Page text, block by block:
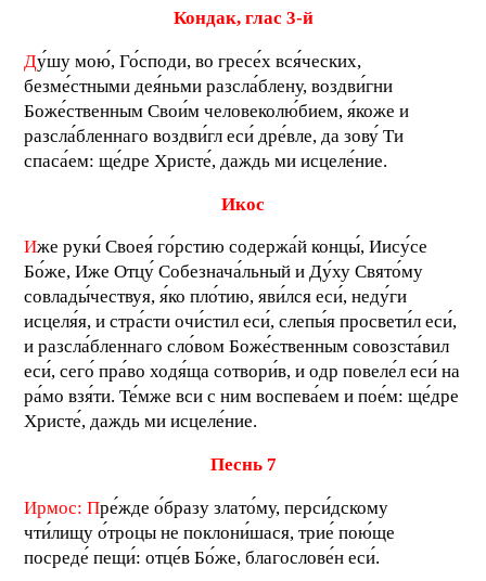
Кондак, глас 3-й
Ду́шу мою́, Го́споди, во гресе́х вся́ческих,
безме́стными дея́ньми разсла́блену, воздви́гни
Боже́ственным Свои́м человеколю́бием, я́коже и
разсла́бленнаго воздви́гл еси́ дре́вле, да зову́ Ти
спаса́ем: ще́дре Христе́, даждь ми исцеле́ние.
Икос
Иже руки́ Своея́ го́рстию содержа́й концы́, Иису́се
Бо́же, Иже Отцу́ Собезнача́льный и Ду́ху Свято́му
совлады́чествуя, я́ко пло́тию, яви́лся еси́, неду́ги
исцеля́я, и стра́сти очи́стил еси́, слепы́я просвети́л еси́,
и разсла́бленнаго сло́вом Боже́ственным совозста́вил
еси́, сего́ пра́во ходя́ща сотвори́в, и одр повеле́л еси́ на
ра́мо взя́ти. Те́мже вси с ним воспева́ем и пое́м: ще́дре
Христе́, даждь ми исцеле́ние.
Песнь 7
Ирмос: Пре́жде о́бразу злато́му, перси́дскому
чти́лищу о́троцы не поклони́шася, трие́ пою́ще
посреде́ пещи́: отце́в Бо́же, благослове́н еси́.